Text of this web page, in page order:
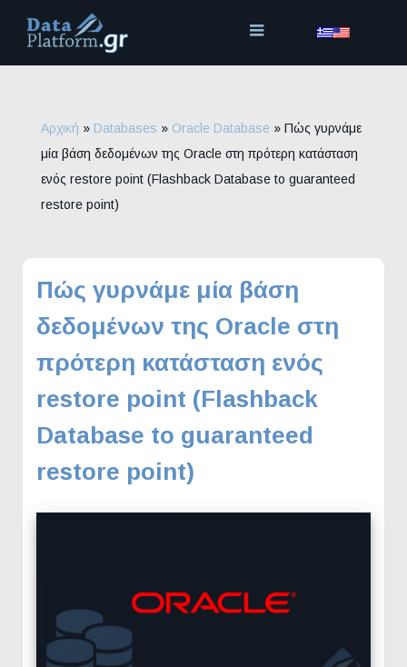
περιεχόμενο
Αρχική » Databases » Oracle Database » Πώς γυρνάμε
μία βάση δεδομένων της Oracle στη πρότερη κατάσταση
ενός restore point (Flashback Database to guaranteed
restore point)
Πώς γυρνάμε μία βάση
δεδομένων της Oracle στη
πρότερη κατάσταση ενός
restore point (Flashback
Database to guaranteed
restore point)